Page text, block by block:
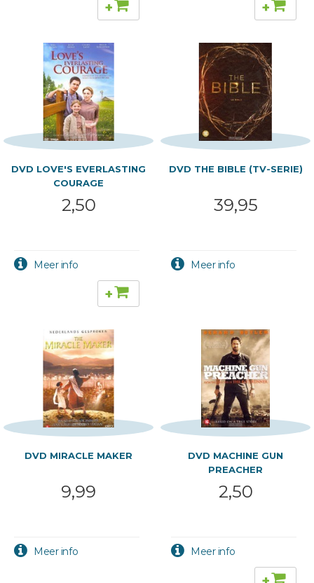
+ +
DVD LOVE'S EVERLASTING
COURAGE
2,50
+
DVD THE BIBLE (TV-SERIE)
39,95
DVD MIRACLE MAKER
9,99
DVD MACHINE GUN
PREACHER
2,50